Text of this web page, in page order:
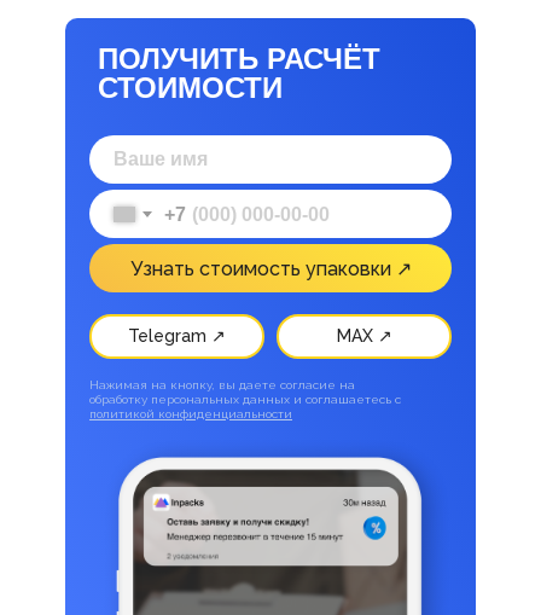
+7
Узнать стоимость упаковки ↗
Нажимая на кнопку, вы даете согласие на
обработку персональных данных и соглашаетесь c
политикой конфиденциальности
ПОЛУЧИТЬ РАСЧЁТ
СТОИМОСТИ
MAX ↗
Telegram ↗